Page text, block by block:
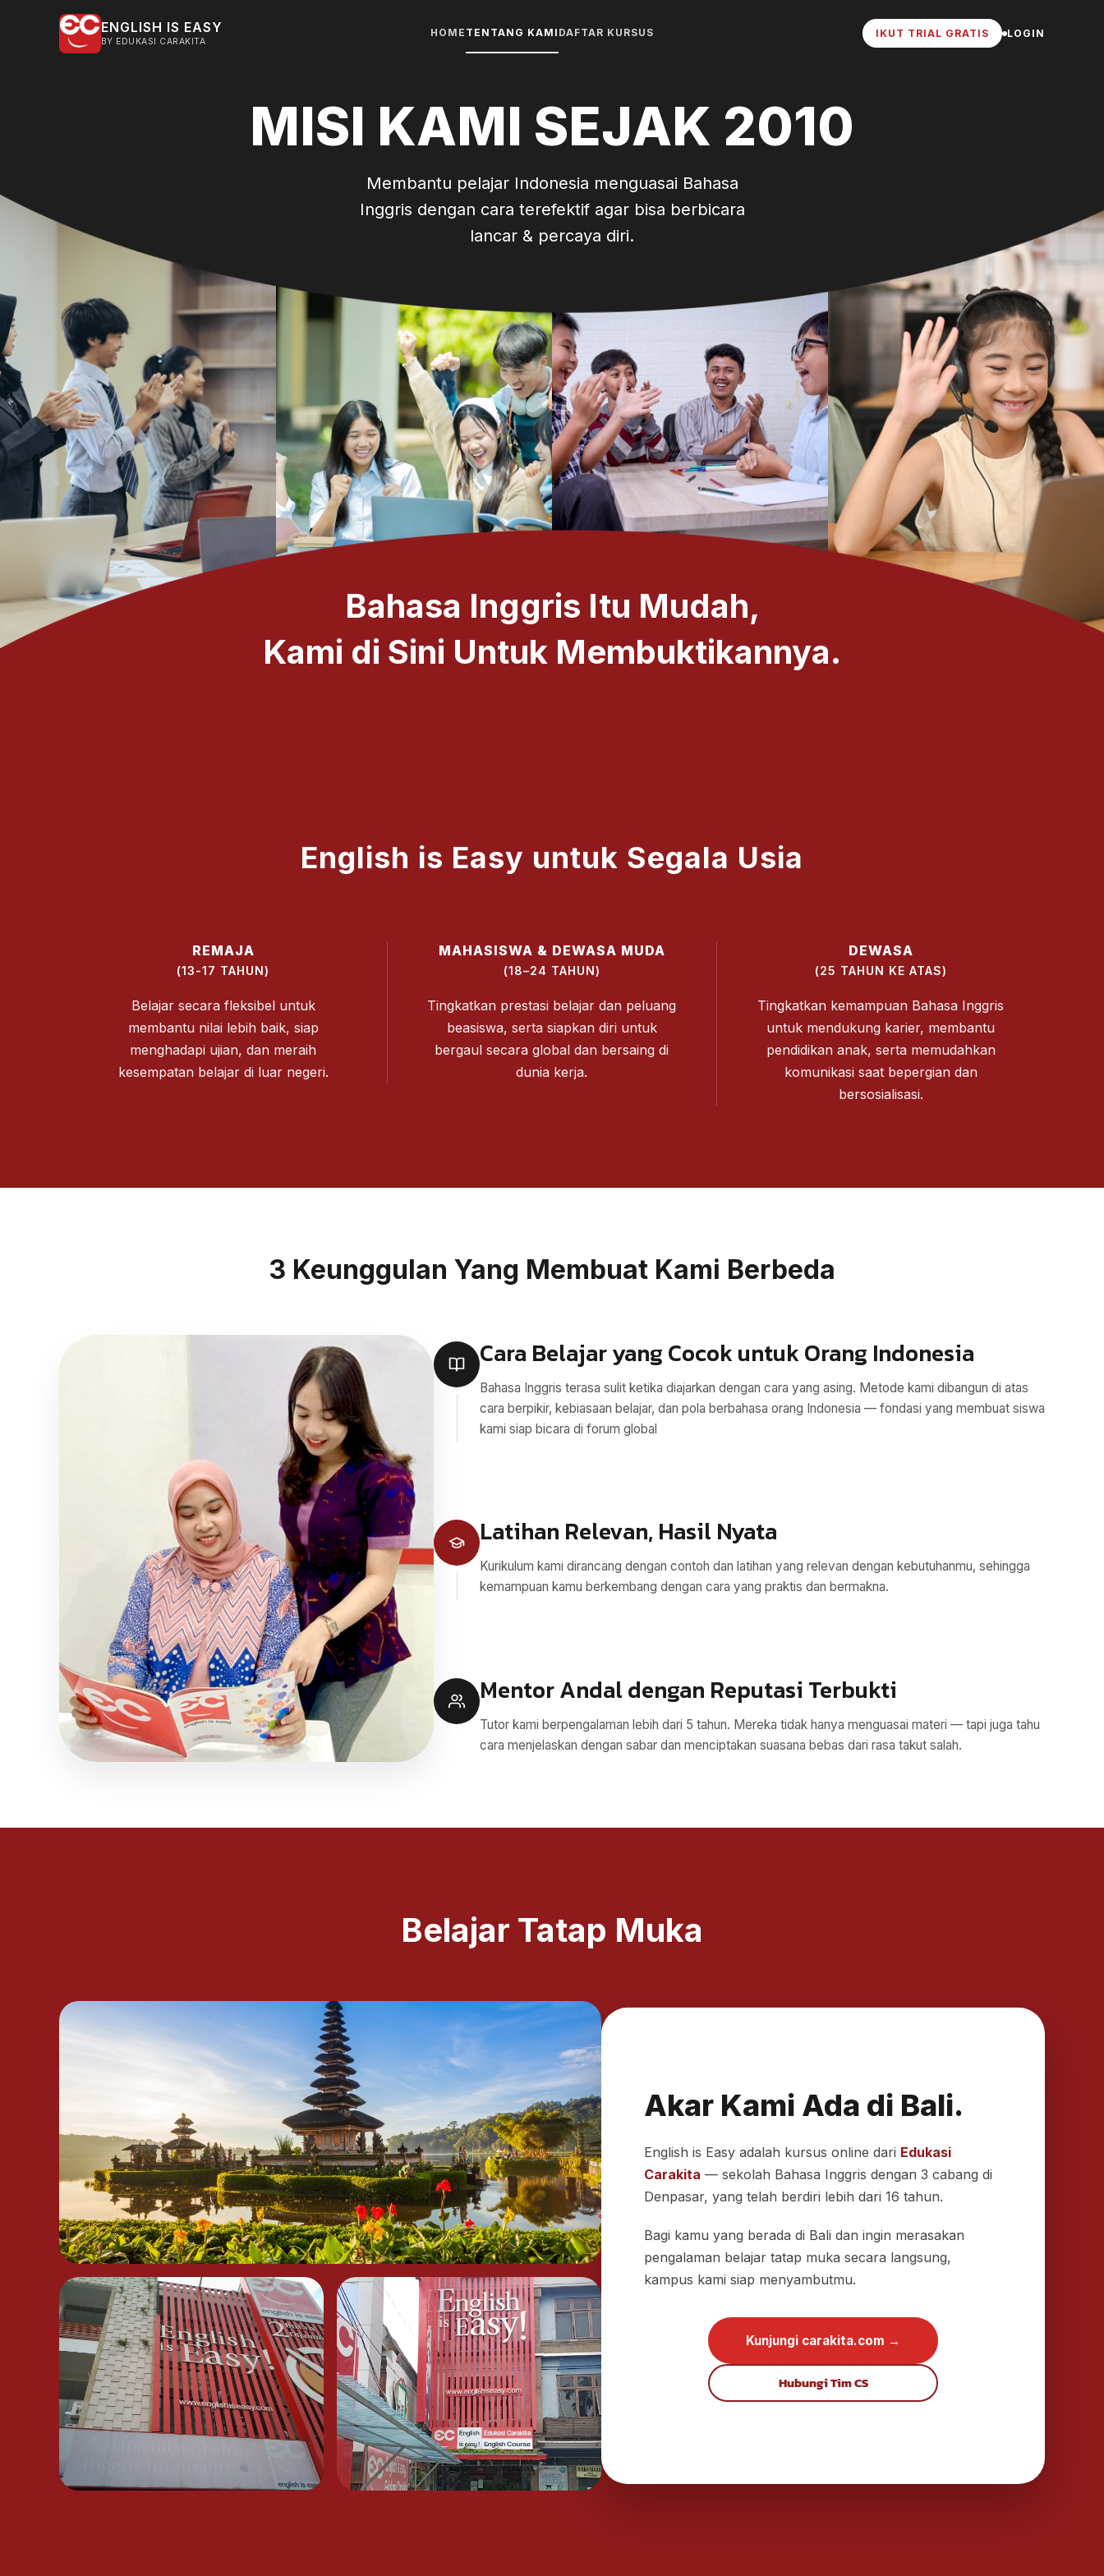
ENGLISH IS EASY
BY EDUKASI CARAKITA
HOME TENTANG KAMI DAFTAR KURSUS IKUT TRIAL GRATIS LOGIN
MISI KAMI SEJAK 2010
Membantu pelajar Indonesia menguasai Bahasa
Inggris dengan cara terefektif agar bisa berbicara
lancar & percaya diri.
Bahasa Inggris Itu Mudah,
Kami di Sini Untuk Membuktikannya.
English is Easy untuk Segala Usia
REMAJA
(13-17 TAHUN)
Belajar secara fleksibel untuk
membantu nilai lebih baik, siap
menghadapi ujian, dan meraih
kesempatan belajar di luar negeri.
MAHASISWA & DEWASA MUDA
(18–24 TAHUN)
Tingkatkan prestasi belajar dan peluang
beasiswa, serta siapkan diri untuk
bergaul secara global dan bersaing di
dunia kerja.
DEWASA
(25 TAHUN KE ATAS)
Tingkatkan kemampuan Bahasa Inggris
untuk mendukung karier, membantu
pendidikan anak, serta memudahkan
komunikasi saat bepergian dan
bersosialisasi.
3 Keunggulan Yang Membuat Kami Berbeda
Cara Belajar yang Cocok untuk Orang Indonesia
Bahasa Inggris terasa sulit ketika diajarkan dengan cara yang asing. Metode kami dibangun di atas
cara berpikir, kebiasaan belajar, dan pola berbahasa orang Indonesia — fondasi yang membuat siswa
kami siap bicara di forum global
Latihan Relevan, Hasil Nyata
Kurikulum kami dirancang dengan contoh dan latihan yang relevan dengan kebutuhanmu, sehingga
kemampuan kamu berkembang dengan cara yang praktis dan bermakna.
Mentor Andal dengan Reputasi Terbukti
Tutor kami berpengalaman lebih dari 5 tahun. Mereka tidak hanya menguasai materi — tapi juga tahu
cara menjelaskan dengan sabar dan menciptakan suasana bebas dari rasa takut salah.
Belajar Tatap Muka
Akar Kami Ada di Bali.
English is Easy adalah kursus online dari Edukasi
Carakita — sekolah Bahasa Inggris dengan 3 cabang di
Denpasar, yang telah berdiri lebih dari 16 tahun.
Bagi kamu yang berada di Bali dan ingin merasakan
pengalaman belajar tatap muka secara langsung,
kampus kami siap menyambutmu.
Kunjungi carakita.com →
Hubungi Tim CS